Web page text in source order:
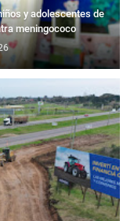
y adolescentes de
meningococo